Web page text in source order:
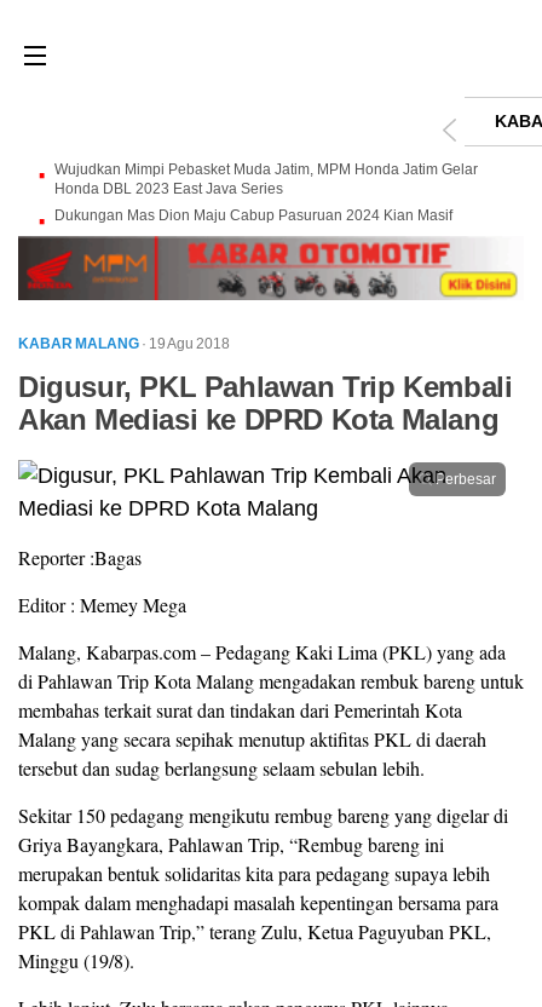
Wujudkan Mimpi Pebasket Muda Jatim, MPM Honda Jatim Gelar
Honda DBL 2023 East Java Series
Dukungan Mas Dion Maju Cabup Pasuruan 2024 Kian Masif
KABAR MALANG · 19 Agu 2018
Digusur, PKL Pahlawan Trip Kembali
Akan Mediasi ke DPRD Kota Malang
Perbesar
Reporter :Bagas
Editor : Memey Mega
Malang, Kabarpas.com – Pedagang Kaki Lima (PKL) yang ada
di Pahlawan Trip Kota Malang mengadakan rembuk bareng untuk
membahas terkait surat dan tindakan dari Pemerintah Kota
Malang yang secara sepihak menutup aktifitas PKL di daerah
tersebut dan sudag berlangsung selaam sebulan lebih.
Sekitar 150 pedagang mengikutu rembug bareng yang digelar di
Griya Bayangkara, Pahlawan Trip, “Rembug bareng ini
merupakan bentuk solidaritas kita para pedagang supaya lebih
kompak dalam menghadapi masalah kepentingan bersama para
PKL di Pahlawan Trip,” terang Zulu, Ketua Paguyuban PKL,
Minggu (19/8).